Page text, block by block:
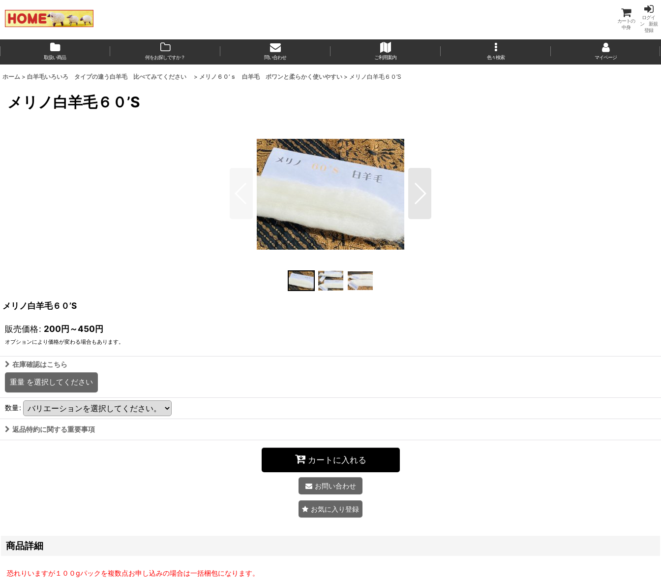
カートの
中身
ログイ
ン 新規
登録
取扱い商品 何をお探しですか？ 問い合わせ ご利用案内 色々検索 マイページ
ホーム > 白羊毛いろいろ タイプの違う白羊毛 比べてみてください > メリノ６０’ｓ 白羊毛 ポワンと柔らかく使いやすい > メリノ白羊毛６０’S
メリノ白羊毛６０’S
メリノ白羊毛６０’S
販売価格: 200円～450円
オプションにより価格が変わる場合もあります。
在庫確認はこちら
重量 を選択してください
数量:
返品特約に関する重要事項
カートに入れる
お問い合わせ
お気に入り登録
商品詳細
恐れりいますが１００gパックを複数点お申し込みの場合は一括梱包になります。